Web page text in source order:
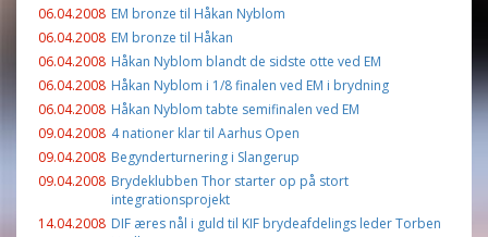
06.04.2008 EM bronze til Håkan Nyblom
06.04.2008 EM bronze til Håkan
06.04.2008 Håkan Nyblom blandt de sidste otte ved EM
06.04.2008 Håkan Nyblom i 1/8 finalen ved EM i brydning
06.04.2008 Håkan Nyblom tabte semifinalen ved EM
09.04.2008 4 nationer klar til Aarhus Open
09.04.2008 Begynderturnering i Slangerup
09.04.2008 Brydeklubben Thor starter op på stort
integrationsprojekt
14.04.2008 DIF æres nål i guld til KIF brydeafdelings leder Torben